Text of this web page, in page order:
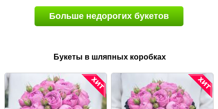
Больше недорогих букетов
Букеты в шляпных коробках